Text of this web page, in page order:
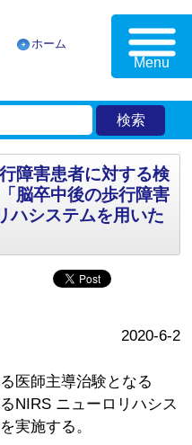
ホーム
Menu
障害患者に対する検
脳卒中後の歩行障害
ハシステムを用いた
2020-6-2
医師主導治験となる
NIRS ニューロリハシス
実施する。